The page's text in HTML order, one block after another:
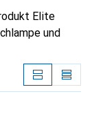
Elite
und